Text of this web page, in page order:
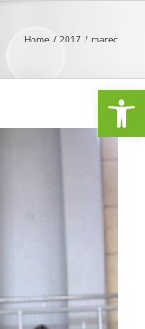
Home 2017 marec